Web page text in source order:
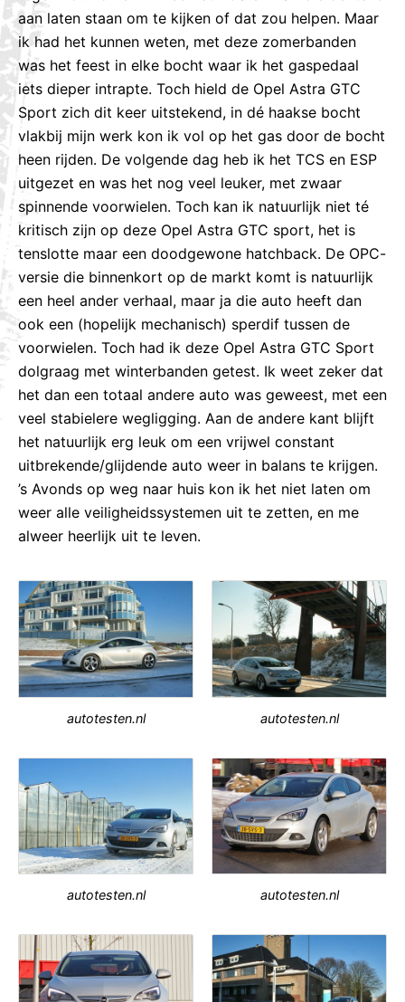
aan laten staan om te kijken of dat zou helpen. Maar
ik had het kunnen weten, met deze zomerbanden
was het feest in elke bocht waar ik het gaspedaal
iets dieper intrapte. Toch hield de Opel Astra GTC
Sport zich dit keer uitstekend, in dé haakse bocht
vlakbij mijn werk kon ik vol op het gas door de bocht
heen rijden. De volgende dag heb ik het TCS en ESP
uitgezet en was het nog veel leuker, met zwaar
spinnende voorwielen. Toch kan ik natuurlijk niet té
kritisch zijn op deze Opel Astra GTC sport, het is
tenslotte maar een doodgewone hatchback. De OPC-
versie die binnenkort op de markt komt is natuurlijk
een heel ander verhaal, maar ja die auto heeft dan
ook een (hopelijk mechanisch) sperdif tussen de
voorwielen. Toch had ik deze Opel Astra GTC Sport
dolgraag met winterbanden getest. Ik weet zeker dat
het dan een totaal andere auto was geweest, met een
veel stabielere wegligging. Aan de andere kant blijft
het natuurlijk erg leuk om een vrijwel constant
uitbrekende/glijdende auto weer in balans te krijgen.
’s Avonds op weg naar huis kon ik het niet laten om
weer alle veiligheidssystemen uit te zetten, en me
alweer heerlijk uit te leven.
autotesten.nl autotesten.nl
autotesten.nl autotesten.nl